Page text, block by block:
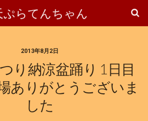
ぷらてんちゃん
2013年8月2日
り納涼盆踊り 1日目
ありがとうございま
した